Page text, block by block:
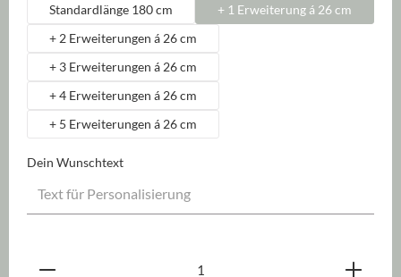
Standardlänge 180 cm
+ 1 Erweiterung á 26 cm
+ 2 Erweiterungen á 26 cm
+ 3 Erweiterungen á 26 cm
+ 4 Erweiterungen á 26 cm
+ 5 Erweiterungen á 26 cm
Dein Wunschtext
Produkt Anzahl: Gib den gewünschten Wert ein